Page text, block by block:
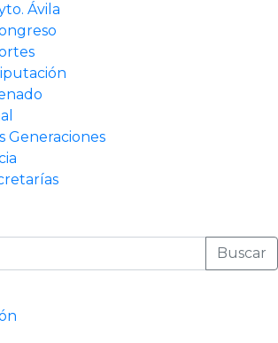
Ávila
Generaciones
Buscar